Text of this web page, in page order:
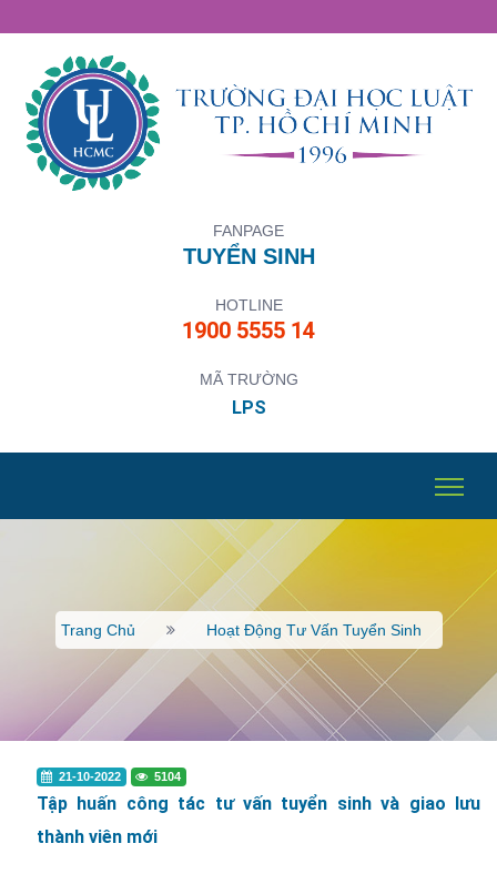
FANPAGE
TUYỂN SINH
HOTLINE
1900 5555 14
MÃ TRƯỜNG
LPS
Trang Chủ Hoạt Động Tư Vấn Tuyển Sinh
21-10-2022 5104
Tập huấn công tác tư vấn tuyển sinh và giao lưu
thành viên mới